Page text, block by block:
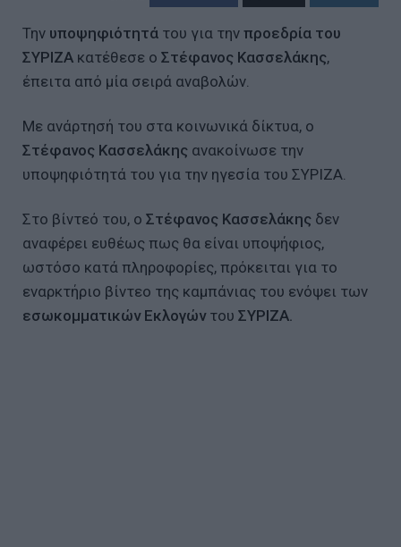
Την υποψηφιότητά του για την προεδρία του
ΣΥΡΙΖΑ κατέθεσε ο Στέφανος Κασσελάκης,
έπειτα από μία σειρά αναβολών.
Με ανάρτησή του στα κοινωνικά δίκτυα, ο
Στέφανος Κασσελάκης ανακοίνωσε την
υποψηφιότητά του για την ηγεσία του ΣΥΡΙΖΑ.
Στο βίντεό του, ο Στέφανος Κασσελάκης δεν
αναφέρει ευθέως πως θα είναι υποψήφιος,
ωστόσο κατά πληροφορίες, πρόκειται για το
εναρκτήριο βίντεο της καμπάνιας του ενόψει των
εσωκομματικών Εκλογώντου ΣΥΡΙΖΑ.